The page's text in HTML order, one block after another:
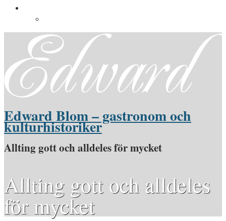
Edward Blom – gastronom och
kulturhistoriker
Allting gott och alldeles för mycket
Allting gott och alldeles
för mycket